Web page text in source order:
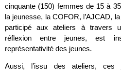
cinquante (150) femmes de 15 à
la jeunesse, la COFOR, l’AJCAD,
participé aux ateliers à travers
réflexion entre jeunes, est
représentativité des jeunes.
Aussi, l’issu des ateliers, ces